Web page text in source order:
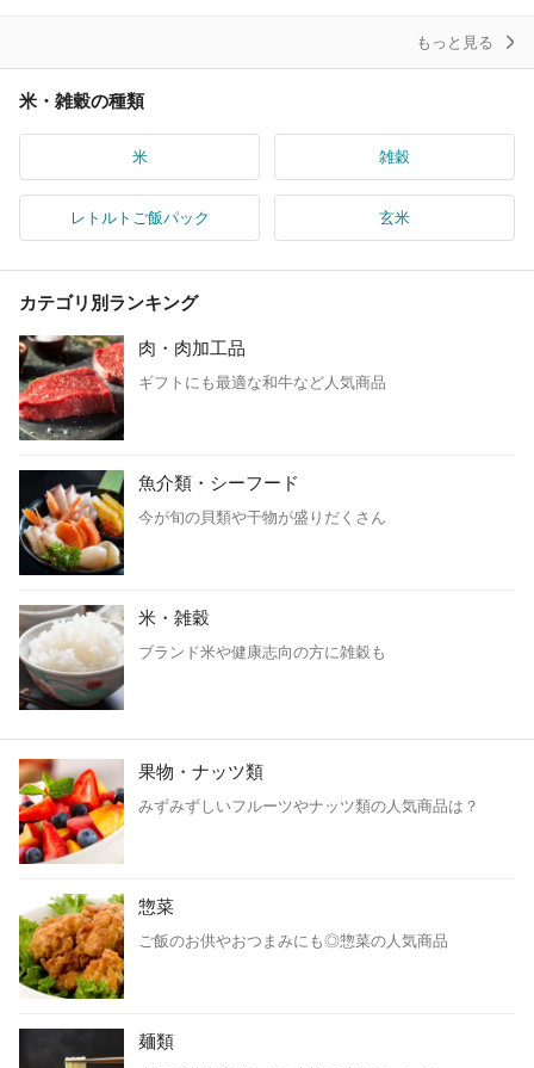
もっと見る
米・雑穀の種類
米 雑穀
レトルトご飯パック 玄米
カテゴリ別ランキング
肉・肉加工品
ギフトにも最適な和牛など人気商品
魚介類・シーフード
今が旬の貝類や干物が盛りだくさん
米・雑穀
ブランド米や健康志向の方に雑穀も
果物・ナッツ類
みずみずしいフルーツやナッツ類の人気商品は？
惣菜
ご飯のお供やおつまみにも◎惣菜の人気商品
麺類